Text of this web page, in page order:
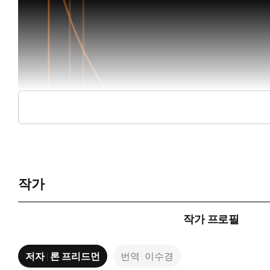
작가
작가 프로필
저자 론 프리드먼 번역 이수경